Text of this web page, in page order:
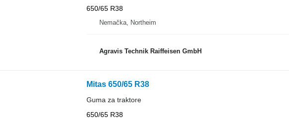
650/65 R38
Nemačka, Northeim
Agravis Technik Raiffeisen GmbH
Mitas 650/65 R38
Guma za traktore
650/65 R38